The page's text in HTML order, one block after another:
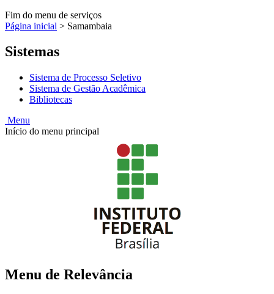
Fim do menu de serviços
Página inicial > Samambaia
Sistemas
Sistema de Processo Seletivo
Sistema de Gestão Acadêmica
Bibliotecas
Menu
Início do menu principal
Menu de Relevância